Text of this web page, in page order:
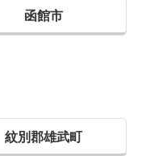
函館市
紋別郡雄武町